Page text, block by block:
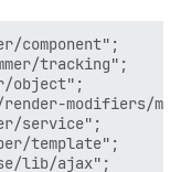
component";
tracking";
object";
render-modifiers/
service";
template";
lib/ajax";